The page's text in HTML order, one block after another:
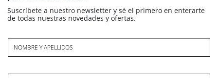
Suscríbete a nuestro newsletter y sé el primero en enterarte
de todas nuestras novedades y ofertas.
NOMBRE Y APELLIDOS